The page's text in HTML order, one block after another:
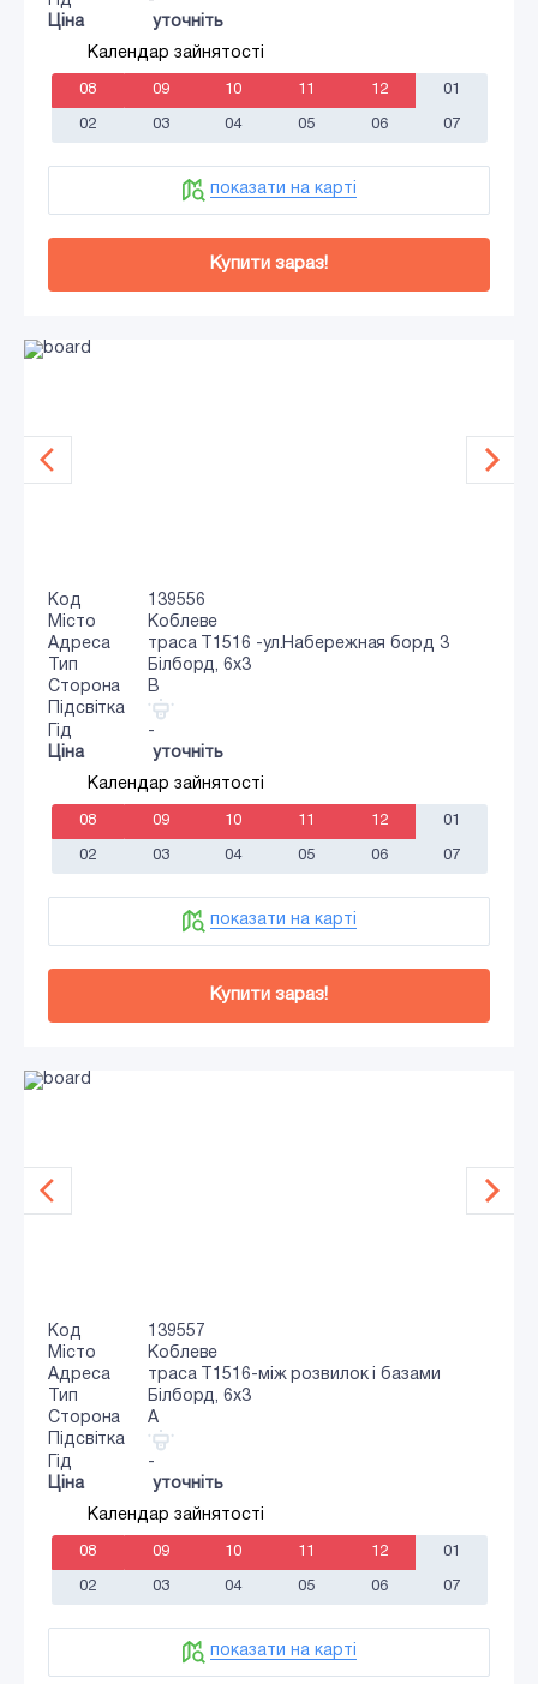
Ціна
уточніть
Календар зайнятості
08 09 10 11 12 01
02 03 04 05 06 07
показати на карті
Купити зараз!
Код
139556
Місто
Коблеве
Адреса
траса Т1516 -ул.Набережная борд 3
Тип
Білборд, 6х3
Сторона
B
Підсвітка
Гід
-
Ціна
уточніть
Календар зайнятості
08 09 10 11 12 01
02 03 04 05 06 07
показати на карті
Купити зараз!
Код
139557
Місто
Коблеве
Адреса
траса Т1516-між розвилок і базами
Тип
Білборд, 6х3
Сторона
A
Підсвітка
Гід
-
Ціна
уточніть
Календар зайнятості
08 09 10 11 12 01
02 03 04 05 06 07
показати на карті